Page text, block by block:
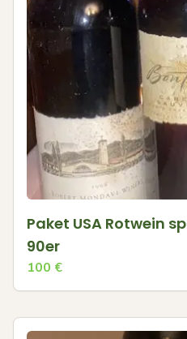
Paket USA Rotwein
90er
100 €